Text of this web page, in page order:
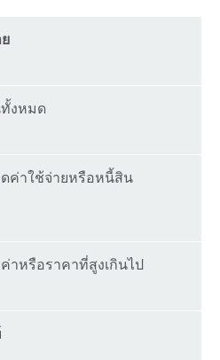
งหมด
ดค่าใช้จ่ายหรือหนี้สิน
าหรือราคาที่สูงเกินไป